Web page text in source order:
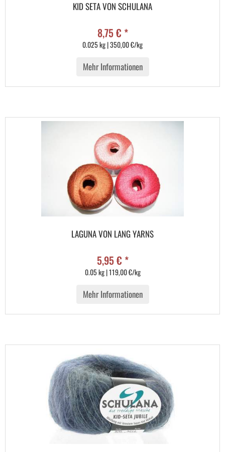
KID SETA VON SCHULANA
8,75 € *
0.025 kg | 350,00 €/kg
Mehr Informationen
LAGUNA VON LANG YARNS
5,95 € *
0.05 kg | 119,00 €/kg
Mehr Informationen